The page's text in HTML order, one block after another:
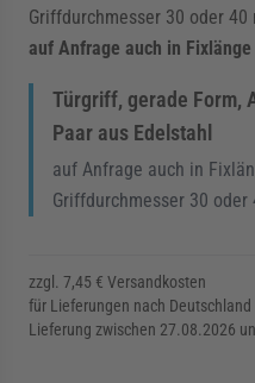
Griffdurchmesser 30 oder 40
auf Anfrage auch in
Türgriff, gerade Form,
Paar aus Edelstahl
auf Anfrage auch in
Griffdurchmesser 30 oder
zzgl. 7,45 € Versandkosten
für Lieferungen nach Deutschland
Lieferung zwischen 27.08.2026